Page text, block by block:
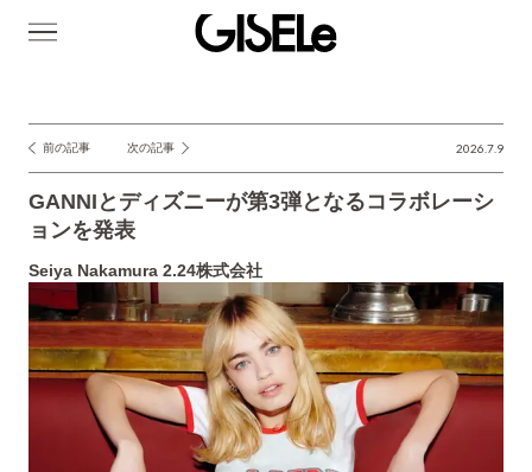
投
稿
ナ
ビ
ゲ
ー
シ
前の記事 次の記事 2026.7.9
GANNIとディズニーが第3弾となるコラボレーシ
ョンを発表
Seiya Nakamura 2.24株式会社